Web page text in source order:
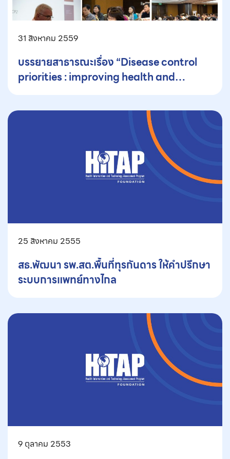
31 สิงหาคม 2559
บรรยายสาธารณะเรื่อง “Disease control
priorities : improving health and
Jamison
25 สิงหาคม 2555
สธ.พัฒนา รพ.สต.พื้นที่ทุรกันดาร ให้คำปรึกษา
ระบบการแพทย์ทางไกล
9 ตุลาคม 2553